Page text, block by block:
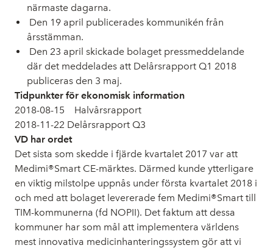
närmaste dagarna.
Den 19 april publicerades kommunikén från
årsstämman.
Den 23 april skickade bolaget pressmeddelande
där det meddelades att Delårsrapport Q1 2018
publiceras den 3 maj.
Tidpunkter för ekonomisk information
2018-08-15 Halvårsrapport
2018-11-22 Delårsrapport Q3
VD har ordet
Det sista som skedde i fjärde kvartalet 2017 var att
Medimi®Smart CE-märktes. Därmed kunde ytterligare
en viktig milstolpe uppnås under första kvartalet 2018 i
och med att bolaget levererade fem Medimi®Smart till
TIM-kommunerna (fd NOPII). Det faktum att dessa
kommuner har som mål att implementera världens
mest innovativa medicinhanteringssystem gör att vi